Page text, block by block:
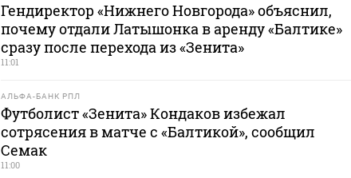
Гендиректор «Нижнего Новгорода» объяснил,
почему отдали Латышонка в аренду «Балтике»
сразу после перехода из «Зенита»
11:01
АЛЬФА-БАНК РПЛ
Футболист «Зенита» Кондаков избежал
сотрясения в матче с «Балтикой», сообщил
Семак
11:00